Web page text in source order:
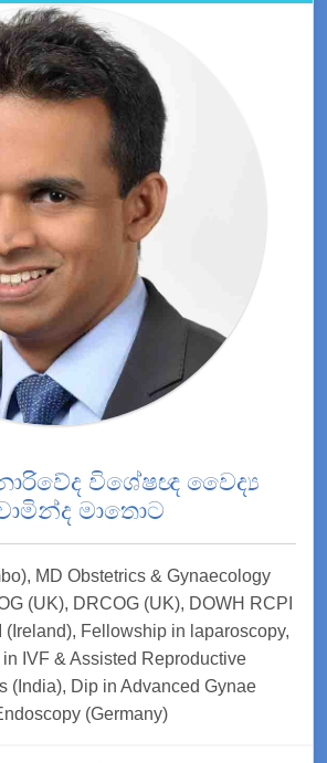
නාරිවේද විශේෂඥ වෛද්‍ය
මාතොට
MD Obstetrics & Gynaecology
(UK), DRCOG (UK), DOWH RCPI
(Ireland), Fellowship in laparoscopy,
IVF & Assisted Reproductive
(India), Dip in Advanced Gynae
(Germany)